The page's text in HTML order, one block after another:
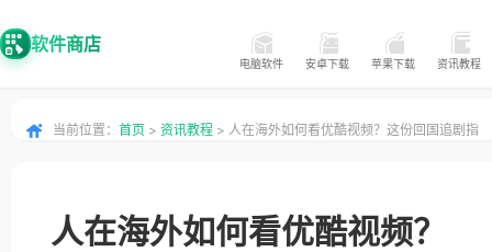
软件商店
电脑软件 安卓下载 苹果下载 资讯教程
当前位置： 首页 > 资讯教程 > 人在海外如何看优酷视频？这份回国追剧指
人在海外如何看优酷视频？